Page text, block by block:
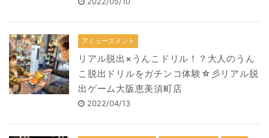
アミューズメント
リアル脱出×うんこドリル！？大人のうん
こ脱出ドリルをガチンコ体験☆彡リアル脱
出ゲーム大阪恵美須町店
2022/04/13